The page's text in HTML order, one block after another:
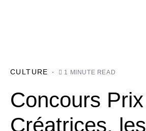
CULTURE 1 MINUTE READ
Concours Prix
Créatrices, les